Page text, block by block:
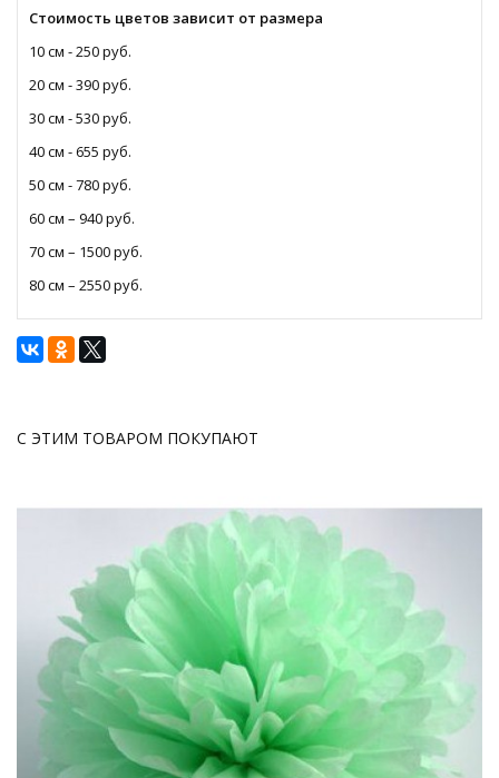
Стоимость цветов зависит от размера
10 см - 250 руб.
20 см - 390 руб.
30 см - 530 руб.
40 см - 655 руб.
50 см - 780 руб.
60 см – 940 руб.
70 см – 1500 руб.
80 см – 2550 руб.
С ЭТИМ ТОВАРОМ ПОКУПАЮТ